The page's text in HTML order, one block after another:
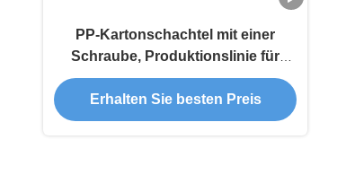
PP-Kartonschachtel mit einer
Schraube, Produktionslinie für
Kunststoffband für Granulate
Erhalten Sie besten Preis